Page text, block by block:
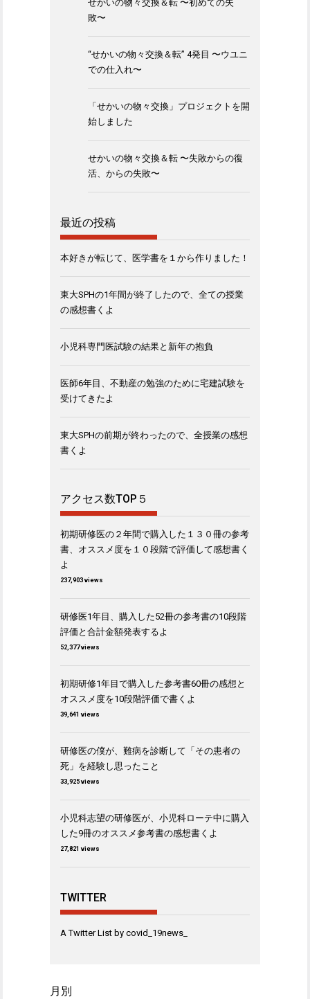
せかいの物々交換＆転 〜初めての失
敗〜
“せかいの物々交換＆転” 4発目 〜ウユニ
での仕入れ〜
「せかいの物々交換」プロジェクトを開
始しました
せかいの物々交換＆転 〜失敗からの復
活、からの失敗〜
最近の投稿
本好きが転じて、医学書を１から作りました！
東大SPHの1年間が終了したので、全ての授業
の感想書くよ
小児科専門医試験の結果と新年の抱負
医師6年目、不動産の勉強のために宅建試験を
受けてきたよ
東大SPHの前期が終わったので、全授業の感想
書くよ
アクセス数TOP５
初期研修医の２年間で購入した１３０冊の参考
書、オススメ度を１０段階で評価して感想書く
よ
237,903 views
研修医1年目、購入した52冊の参考書の10段階
評価と合計金額発表するよ
52,377 views
初期研修1年目で購入した参考書60冊の感想と
オススメ度を10段階評価で書くよ
39,641 views
研修医の僕が、難病を診断して「その患者の
死」を経験し思ったこと
33,925 views
小児科志望の研修医が、小児科ローテ中に購入
した9冊のオススメ参考書の感想書くよ
27,821 views
TWITTER
A Twitter List by covid_19news_
月別